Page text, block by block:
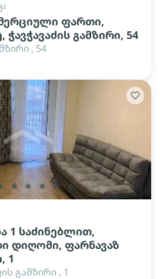
ფართი,
გამზირი, 54
, 54
lens lens lens lens lens
1 საძინებლით,
დიღომი, ფარნავაზ
1
გამზირი , 1